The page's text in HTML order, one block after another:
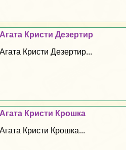
Агата Кристи Дезертир
Агата Кристи Дезертир...
Агата Кристи Крошка
Агата Кристи Крошка...